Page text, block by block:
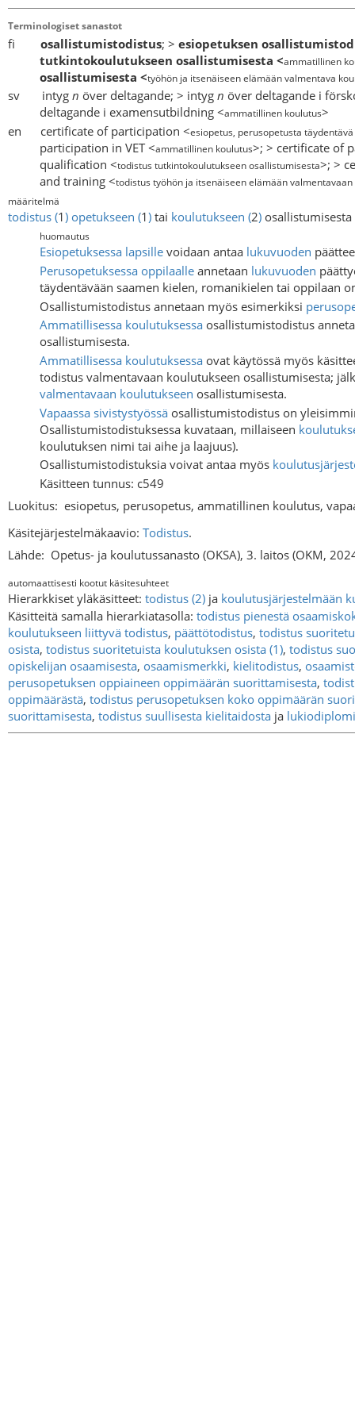
Terminologiset sanastot
fi osallistumistodistus; > esiopetuksen
tutkintokoulutukseen osallistumisesta <ammatillinen
osallistumisesta <työhön ja itsenäiseen elämään valmentava
sv intyg n över deltagande; > intyg n över deltagande i
deltagande i examensutbildning <ammatillinen koulutus>
en certificate of participation <esiopetus, perusopetusta
participation in VET <ammatillinen koulutus>; > certificate of
qualification <todistus tutkintokoulutukseen osallistumisesta>; >
and training <todistus työhön ja itsenäiseen elämään
määritelmä
todistus (1) opetukseen (1) tai koulutukseen (2) osallistumisesta
huomautus
Esiopetuksessa lapsille voidaan antaa lukuvuoden
Perusopetuksessa oppilaalle annetaan lukuvuoden
täydentävään saamen kielen, romanikielen tai oppilaan
Osallistumistodistus annetaan myös esimerkiksi
Ammatillisessa koulutuksessa osallistumistodistus
osallistumisesta.
Ammatillisessa koulutuksessa ovat käytössä myös
todistus valmentavaan koulutukseen osallistumisesta;
valmentavaan koulutukseen osallistumisesta.
Vapaassa sivistystyössä osallistumistodistus on
Osallistumistodistuksessa kuvataan, millaiseen
koulutuksen nimi tai aihe ja laajuus).
Osallistumistodistuksia voivat antaa myös
Käsitteen tunnus: c549
Luokitus: esiopetus, perusopetus, ammatillinen koulutus,
Käsitejärjestelmäkaavio: Todistus.
Lähde: Opetus- ja koulutussanasto (OKSA), 3. laitos (OKM,
automaattisesti kootut käsitesuhteet
Hierarkkiset yläkäsitteet: todistus (2) ja koulutusjärjestelmään
Käsitteitä samalla hierarkiatasolla: todistus pienestä
koulutukseen liittyvä todistus, päättötodistus, todistus
osista, todistus suoritetuista koulutuksen osista (1), todistus
opiskelijan osaamisesta, osaamismerkki, kielitodistus,
perusopetuksen oppiaineen oppimäärän suorittamisesta,
oppimäärästä, todistus perusopetuksen koko oppimäärän
suorittamisesta, todistus suullisesta kielitaidosta ja